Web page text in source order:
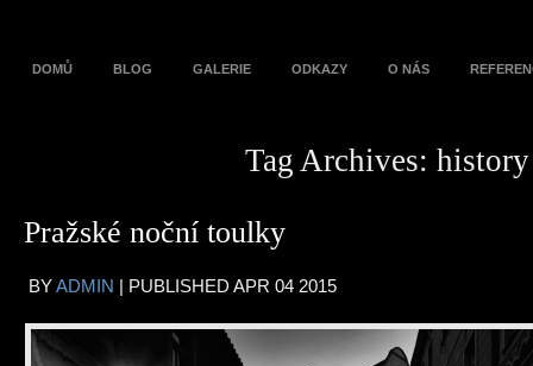
DOMŮ BLOG GALERIE ODKAZY O NÁS
Tag Archives: history
Pražské noční toulky
BYADMIN | PUBLISHED APR 04 2015